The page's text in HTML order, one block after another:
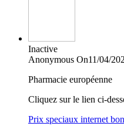
Inactive
Anonymous On11/04/
Pharmacie européenne
Cliquez sur le lien ci-
Prix speciaux internet